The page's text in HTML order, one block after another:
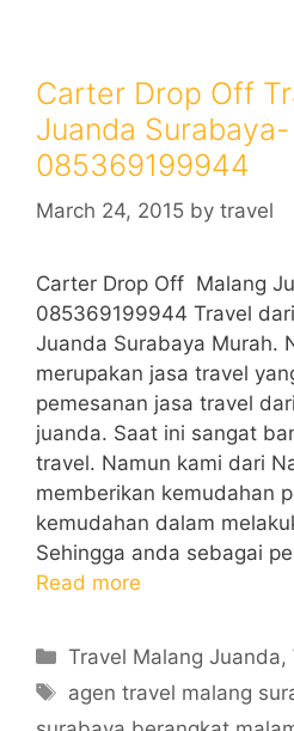
Carter Drop Off
Juanda Surabaya-
085369199944
March 24, 2015 by travel
Carter Drop Off Malang
085369199944 Travel
Juanda Surabaya Murah.
merupakan jasa travel
pemesanan jasa travel
juanda. Saat ini sangat
travel. Namun kami dari
memberikan kemudahan
kemudahan dalam
Sehingga anda sebagai
Read more
Categories
Travel Malang Juanda,
Tags
agen travel malang